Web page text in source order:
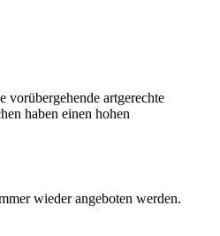
artgerechte
haben einen hohen
wieder angeboten werden.